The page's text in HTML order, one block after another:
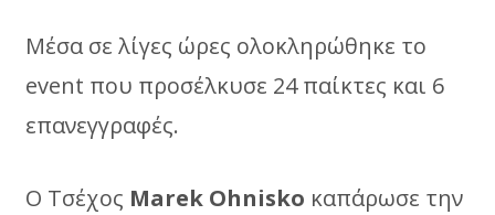
Mέσα σε λίγες ώρες ολοκληρώθηκε το
event που προσέλκυσε 24 παίκτες και 6
επανεγγραφές.
Ο Τσέχος Μarek Ohnisko καπάρωσε την